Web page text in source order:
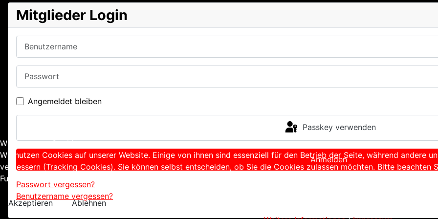
Mitglieder Login
Angemeldet bleiben
Passkey verwenden
Anmelden
Passwort vergessen?
Benutzername vergessen?
Wir benutzen Cookies
Wir nutzen Cookies auf unserer Website. Einige von ihnen sind essenziell für den Betrieb der Seite, während andere
verbessern (Tracking Cookies). Sie können selbst entscheiden, ob Sie die Cookies zulassen möchten. Bitte beachten
Funktionalitäten der Seite zur Verfügung stehen.
Akzeptieren
Ablehnen